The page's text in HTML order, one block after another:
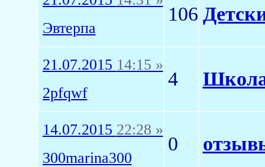
Эвтерпа
106
21.07.2015 14:15 »
2pfqwf
4
14.07.2015 22:28 »
300marina300
0